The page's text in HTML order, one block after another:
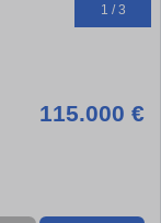
1 / 3
115.000 €